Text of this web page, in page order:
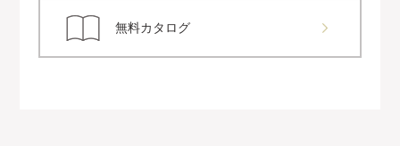
無料カタログ